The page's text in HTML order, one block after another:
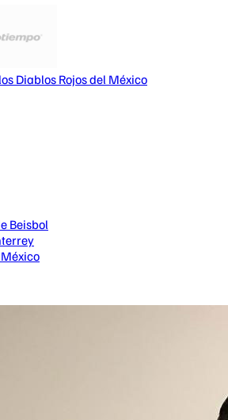
Diablos Rojos del México
Beisbol